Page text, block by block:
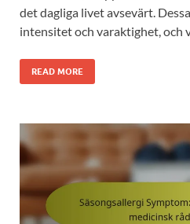
det dagliga livet avsevärt.
intensitet och varaktighet, och
READ MORE